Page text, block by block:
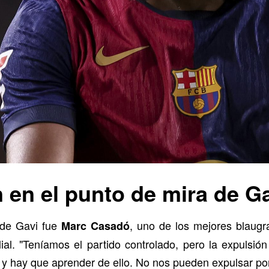
el punto de mira de
Gavi fue Marc Casadó, uno de los mejores
"Teníamos el partido controlado, pero la
hay que aprender de ello. No nos pueden expulsar